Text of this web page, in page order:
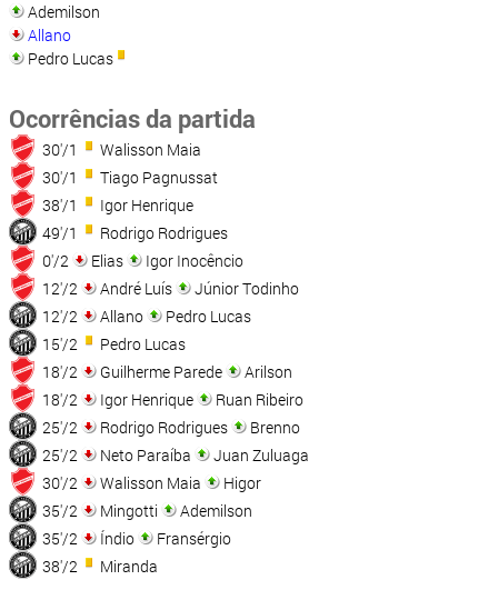
Ademilson
Allano
Pedro Lucas
Ocorrências da partida
30'/1
Walisson Maia
30'/1
Tiago Pagnussat
38'/1
Igor Henrique
49'/1
Rodrigo Rodrigues
0'/2
Elias
Igor Inocêncio
12'/2
André Luís
Júnior Todinho
12'/2
Allano
Pedro Lucas
15'/2
Pedro Lucas
18'/2
Guilherme Parede
Arilson
18'/2
Igor Henrique
Ruan Ribeiro
25'/2
Rodrigo Rodrigues
Brenno
25'/2
Neto Paraíba
Juan Zuluaga
30'/2
Walisson Maia
Higor
35'/2
Mingotti
Ademilson
35'/2
Índio
Fransérgio
38'/2
Miranda